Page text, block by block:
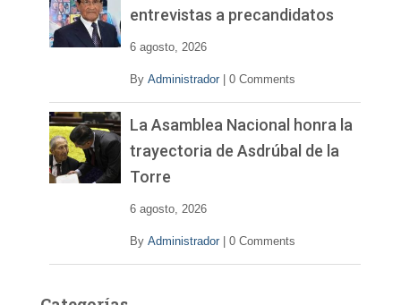
entrevistas a precandidatos
6 agosto, 2026
By Administrador 0 Comments
La Asamblea Nacional honra la
trayectoria de Asdrúbal de la
Torre
6 agosto, 2026
By Administrador 0 Comments